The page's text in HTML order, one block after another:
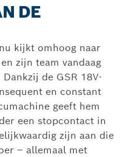
DE
kijkt omhoog naar
zijn team vandaag
de GSR 18V-
en constant
geeft hem
een stopcontact in
zijn aan die
– allemaal met